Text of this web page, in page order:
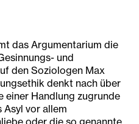
das Argumentarium die
und
den Soziologen Max
denkt nach über
einer Handlung zugrunde
Asyl vor allem
oder die so genannte